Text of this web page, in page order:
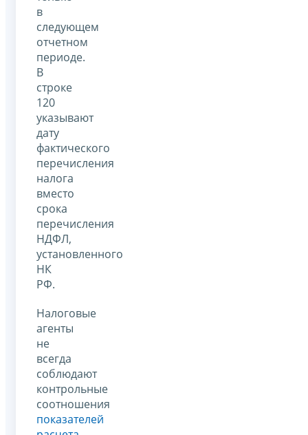
в
следующем
отчетном
периоде.
В
строке
120
указывают
дату
фактического
перечисления
налога
вместо
срока
перечисления
НДФЛ,
установленного
НК
РФ.
Налоговые
агенты
не
всегда
соблюдают
контрольные
соотношения
показателей